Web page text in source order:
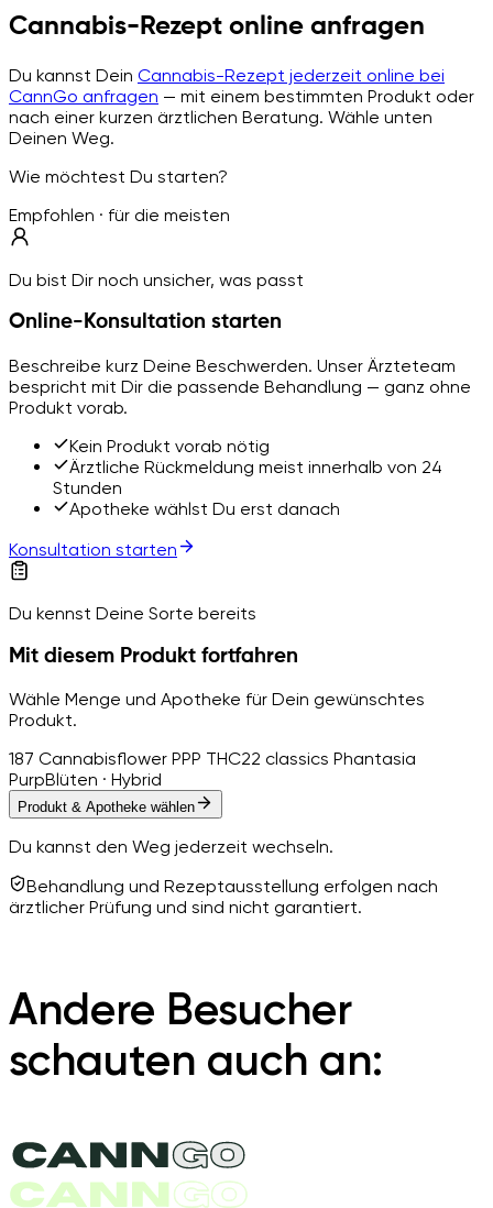
Cannabis-Rezept online anfragen
Du kannst Dein Cannabis-Rezept jederzeit online bei
CannGo anfragen — mit einem bestimmten Produkt oder
nach einer kurzen ärztlichen Beratung. Wähle unten
Deinen Weg.
Wie möchtest Du starten?
Empfohlen · für die meisten
Du bist Dir noch unsicher, was passt
Online-Konsultation starten
Beschreibe kurz Deine Beschwerden. Unser Ärzteteam
bespricht mit Dir die passende Behandlung — ganz ohne
Produkt vorab.
Kein Produkt vorab nötig
Ärztliche Rückmeldung meist innerhalb von 24
Stunden
Apotheke wählst Du erst danach
Konsultation starten
Du kennst Deine Sorte bereits
Mit diesem Produkt fortfahren
Wähle Menge und Apotheke für Dein gewünschtes
Produkt.
187 Cannabisflower PPP THC22 classics Phantasia
PurpBlüten · Hybrid
Produkt & Apotheke wählen
Du kannst den Weg jederzeit wechseln.
Behandlung und Rezeptausstellung erfolgen nach
ärztlicher Prüfung und sind nicht garantiert.
Andere Besucher
schauten auch an: